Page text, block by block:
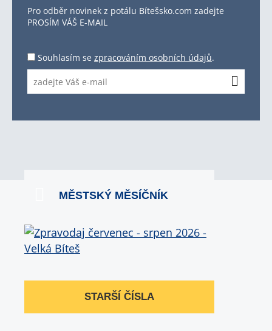
Pro odběr novinek z potálu Bítešsko.com zadejte
PROSÍM VÁŠ E-MAIL
Souhlasím se zpracováním osobních údajů.
MĚSTSKÝ MĚSÍČNÍK
STARŠÍ ČÍSLA